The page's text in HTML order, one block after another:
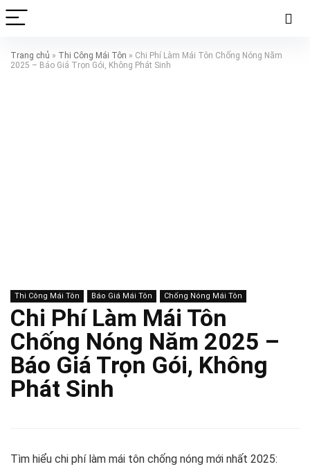
Trang chủ » Thi Công Mái Tôn » Chi Phí Làm Mái Tôn Chống Nóng Năm
2025 – Báo Giá Trọn Gói, Không Phát Sinh
Thi Công Mái Tôn Báo Giá Mái Tôn Chống Nóng Mái Tôn
Chi Phí Làm Mái Tôn
Chống Nóng Năm 2025 –
Báo Giá Trọn Gói, Không
Phát Sinh
Tìm hiểu chi phí làm mái tôn chống nóng mới nhất 2025: